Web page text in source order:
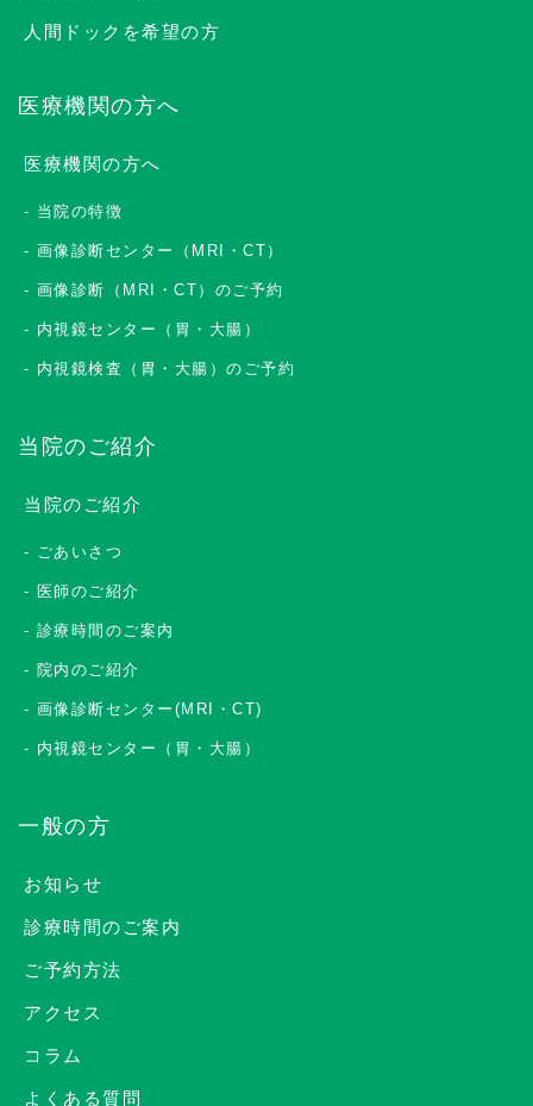
人間ドックを希望の方
医療機関の方へ
医療機関の方へ
当院の特徴
画像診断センター（MRI・CT）
画像診断（MRI・CT）のご予約
内視鏡センター（胃・大腸）
内視鏡検査（胃・大腸）のご予約
当院のご紹介
当院のご紹介
ごあいさつ
医師のご紹介
診療時間のご案内
院内のご紹介
画像診断センター(MRI・CT)
内視鏡センター（胃・大腸）
一般の方
お知らせ
診療時間のご案内
ご予約方法
アクセス
コラム
よくある質問